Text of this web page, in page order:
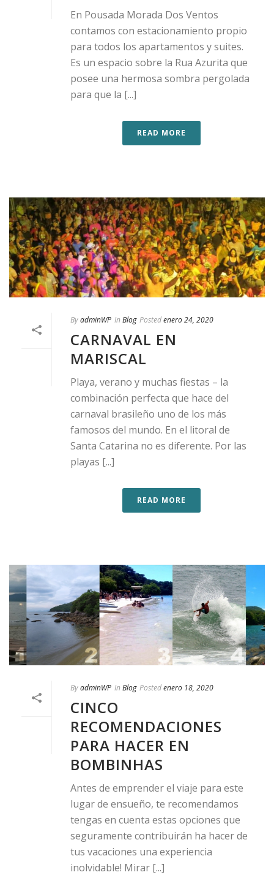
En Pousada Morada Dos Ventos
contamos con estacionamiento propio
para todos los apartamentos y suites.
Es un espacio sobre la Rua Azurita que
posee una hermosa sombra pergolada
para que la [...]
READ MORE
ByadminWP In Blog Postedenero 24, 2020
CARNAVAL EN
MARISCAL
Playa, verano y muchas fiestas – la
combinación perfecta que hace del
carnaval brasileño uno de los más
famosos del mundo. En el litoral de
Santa Catarina no es diferente. Por las
playas [...]
READ MORE
ByadminWP In Blog Postedenero 18, 2020
CINCO
RECOMENDACIONES
PARA HACER EN
BOMBINHAS
Antes de emprender el viaje para este
lugar de ensueño, te recomendamos
tengas en cuenta estas opciones que
seguramente contribuirán ha hacer de
tus vacaciones una experiencia
inolvidable! Mirar [...]